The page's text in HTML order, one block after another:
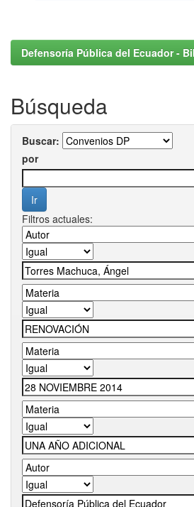
Defensoría Pública del Ecuador -
Búsqueda
Buscar:
por
Filtros actuales: